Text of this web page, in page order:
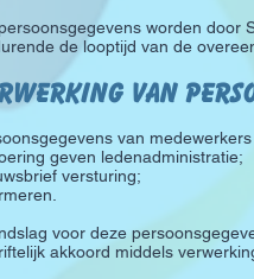
worden door
de looptijd van de
van
van
geven ledenadministratie;
versturing;
voor deze
akkoord middels